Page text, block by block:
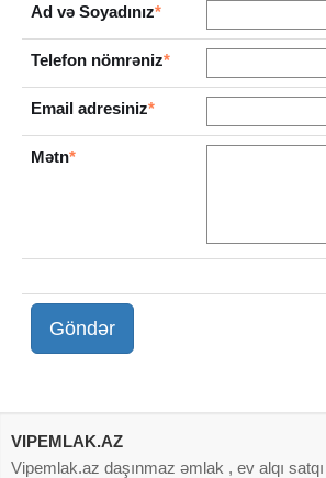
Ad və Soyadınız*
Telefon nömrəniz*
Email adresiniz*
Mətn*
Göndər
VIPEMLAK.AZ
Vipemlak.az daşınmaz əmlak , ev alqı